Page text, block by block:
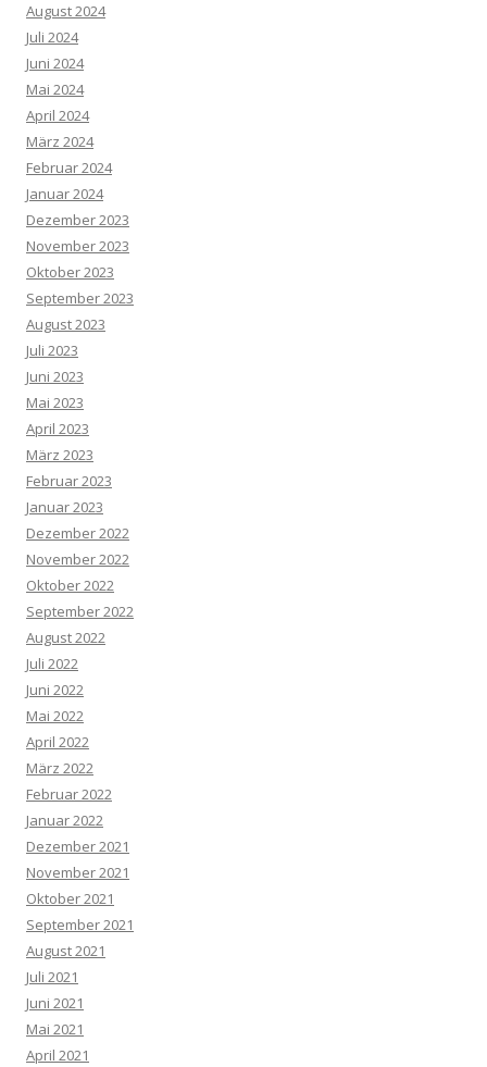
August 2024
Juli 2024
Juni 2024
Mai 2024
April 2024
März 2024
Februar 2024
Januar 2024
Dezember 2023
November 2023
Oktober 2023
September 2023
August 2023
Juli 2023
Juni 2023
Mai 2023
April 2023
März 2023
Februar 2023
Januar 2023
Dezember 2022
November 2022
Oktober 2022
September 2022
August 2022
Juli 2022
Juni 2022
Mai 2022
April 2022
März 2022
Februar 2022
Januar 2022
Dezember 2021
November 2021
Oktober 2021
September 2021
August 2021
Juli 2021
Juni 2021
Mai 2021
April 2021